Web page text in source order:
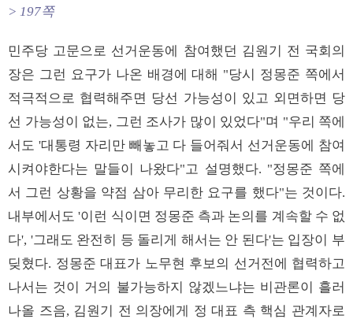
> 197쪽
민주당 고문으로 선거운동에 참여했던 김원기 전 국회의
장은 그런 요구가 나온 배경에 대해 "당시 정몽준 쪽에서
적극적으로 협력해주면 당선 가능성이 있고 외면하면 당
선 가능성이 없는, 그런 조사가 많이 있었다"며 "우리 쪽에
서도 '대통령 자리만 빼놓고 다 들어줘서 선거운동에 참여
시켜야한다는 말들이 나왔다"고 설명했다. "정몽준 쪽에
서 그런 상황을 약점 삼아 무리한 요구를 했다"는 것이다.
내부에서도 '이런 식이면 정몽준 측과 논의를 계속할 수 없
다', '그래도 완전히 등 돌리게 해서는 안 된다'는 입장이 부
딪혔다. 정몽준 대표가 노무현 후보의 선거전에 협력하고
나서는 것이 거의 불가능하지 않겠느냐는 비관론이 흘러
나올 즈음, 김원기 전 의장에게 정 대표 측 핵심 관계자로